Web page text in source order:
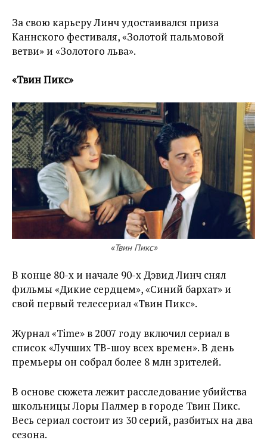
За свою карьеру Линч удостаивался приза
Каннского фестиваля, «Золотой пальмовой
ветви» и «Золотого льва».
«Твин Пикс»
«Твин Пикс»
В конце 80-х и начале 90-х Дэвид Линч снял
фильмы «Дикие сердцем», «Синий бархат» и
свой первый телесериал «Твин Пикс».
Журнал «Time» в 2007 году включил сериал в
список «Лучших ТВ-шоу всех времен». В день
премьеры он собрал более 8 млн зрителей.
В основе сюжета лежит расследование убийства
школьницы Лоры Палмер в городе Твин Пикс.
Весь сериал состоит из 30 серий, разбитых на два
сезона.